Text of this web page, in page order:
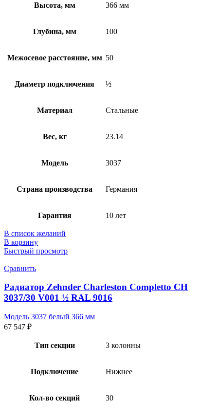
Высота, мм 366 мм
Глубина, мм 100
Межосевое расстояние, мм 50
Диаметр подключения ½
Материал Стальные
Вес, кг 23.14
Модель 3037
Страна производства Германия
Гарантия 10 лет
В список желаний
В корзину
Быстрый просмотр
Сравнить
Радиатор Zehnder Charleston Completto CH
3037/30 V001 ½ RAL 9016
Модель 3037 белый 366 мм
67 547 ₽
Тип секции 3 колонны
Подключение Нижнее
Кол-во секций 30